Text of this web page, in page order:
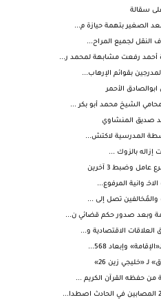
سقالة
الصغير بتهمة حيازة م...
أحمد رفعت مشابهة لمحمد ر...
بقوائم الإرهاب...
الأحمر
الشيخ محمد أبو بكر ...
صديق المنشاوي
المدرسية لاكتش...
إزاله بالزوك ...
وضبط 3 آخرين
وانية المرفوع...
والمُخالفين تصل إلى ...
وبعد صدور حكم قضائي ن...
العلاقات الاقتصادية و...
لـ «خليجي زين 26»